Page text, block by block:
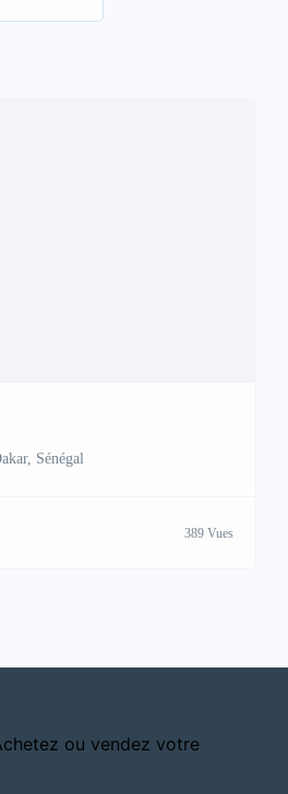
Sénégal
389 Vues